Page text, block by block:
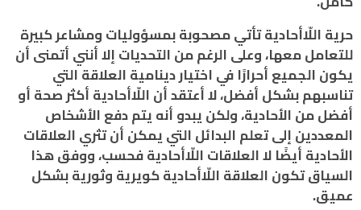
حرية اللّاأحادية تأتي مصحوبة بمسؤوليات ومشاعر كبيرة
للتعامل معها، وعلى الرغم من التحديات إلا أنني أتمنى أن
يكون الجميع أحرارًا في اختيار دينامية العلاقة التي
تناسبهم بشكل أفضل، لا أعتقد أن اللّاأحادية أكثر صحة أو
أفضل من الأحادية، ولكن يبدو أنه يتم دفع الأشخاص
المعددين إلى تعلم البدائل التي يمكن أن تثري العلاقات
الأحادية أيضًا لا العلاقات اللّاأحادية فحسب، ووفق هذا
السياق تكون العلاقة اللّاأحادية كويرية وثورية بشكل
عميق.